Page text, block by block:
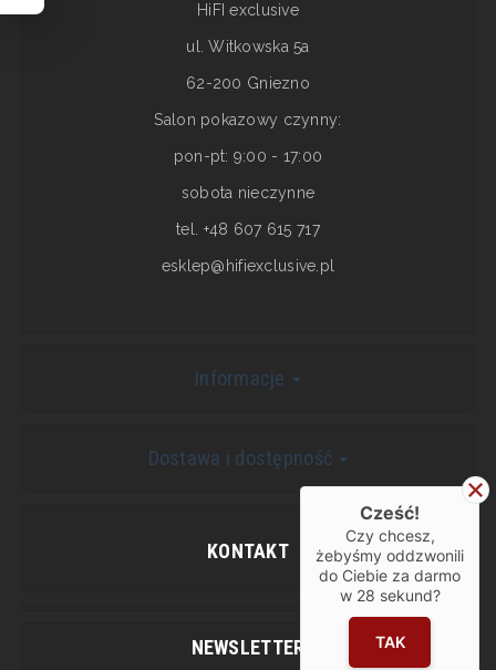
HiFI exclusive
ul. Witkowska 5a
62-200 Gniezno
Salon pokazowy czynny:
pon-pt: 9:00 - 17:00
sobota nieczynne
tel. +48 607 615 717
esklep@hifiexclusive.pl
Informacje
Dostawa i dostępność
KONTAKT
NEWSLETTER
Cześć!
Czy chcesz,
żebyśmy oddzwonili
do Ciebie za darmo
w 28 sekund?
TAK